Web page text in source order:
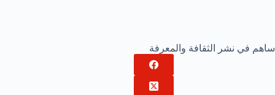
ساهم في نشر الثقافة والمعرفة